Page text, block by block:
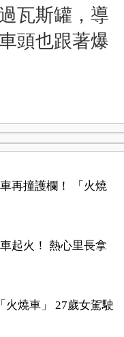
瓦斯罐，導
頭也跟著爆
再撞護欄！ 「火燒
起火！ 熱心里長拿
火燒車」 27歲女駕駛